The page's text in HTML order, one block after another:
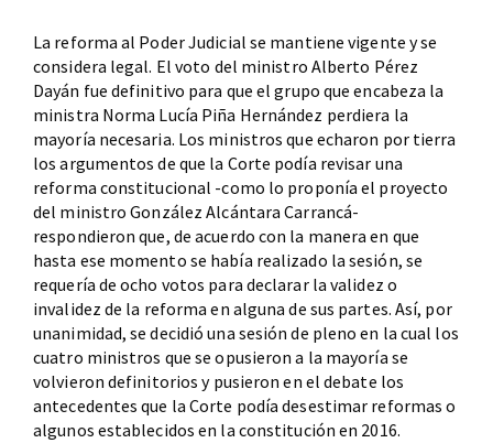
La reforma al Poder Judicial se mantiene vigente y se
considera legal. El voto del ministro Alberto Pérez
Dayán fue definitivo para que el grupo que encabeza la
ministra Norma Lucía Piña Hernández perdiera la
mayoría necesaria. Los ministros que echaron por tierra
los argumentos de que la Corte podía revisar una
reforma constitucional -como lo proponía el proyecto
del ministro González Alcántara Carrancá-
respondieron que, de acuerdo con la manera en que
hasta ese momento se había realizado la sesión, se
requería de ocho votos para declarar la validez o
invalidez de la reforma en alguna de sus partes. Así, por
unanimidad, se decidió una sesión de pleno en la cual los
cuatro ministros que se opusieron a la mayoría se
volvieron definitorios y pusieron en el debate los
antecedentes que la Corte podía desestimar reformas o
algunos establecidos en la constitución en 2016.